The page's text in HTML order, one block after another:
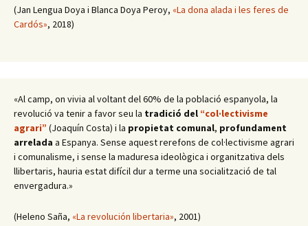
(Jan Lengua Doya i Blanca Doya Peroy, «La dona alada i les feres de
Cardós», 2018)
«Al camp, on vivia al voltant del 60% de la població espanyola, la
revolució va tenir a favor seu la tradició del “col·lectivisme
agrari” (Joaquín Costa) i la propietat comunal, profundament
arrelada a Espanya. Sense aquest rerefons de col·lectivisme agrari
i comunalisme, i sense la maduresa ideològica i organitzativa dels
llibertaris, hauria estat difícil dur a terme una socialització de tal
envergadura.»
(Heleno Saña, «La revolución libertaria», 2001)